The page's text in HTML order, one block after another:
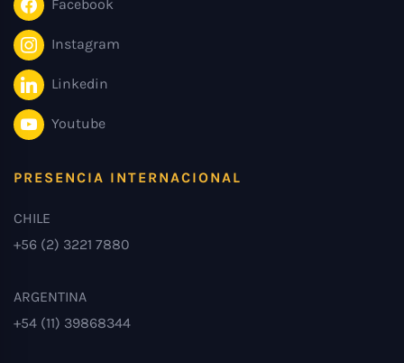
Facebook
Instagram
Linkedin
Youtube
PRESENCIA INTERNACIONAL
CHILE
+56 (2) 3221 7880
ARGENTINA
+54 (11) 39868344